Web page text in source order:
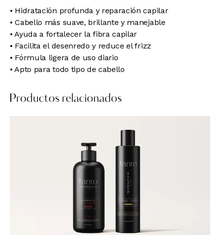
• Hidratación profunda y reparación capilar
• Cabello más suave, brillante y manejable
• Ayuda a fortalecer la fibra capilar
• Facilita el desenredo y reduce el frizz
• Fórmula ligera de uso diario
• Apto para todo tipo de cabello
Productos relacionados